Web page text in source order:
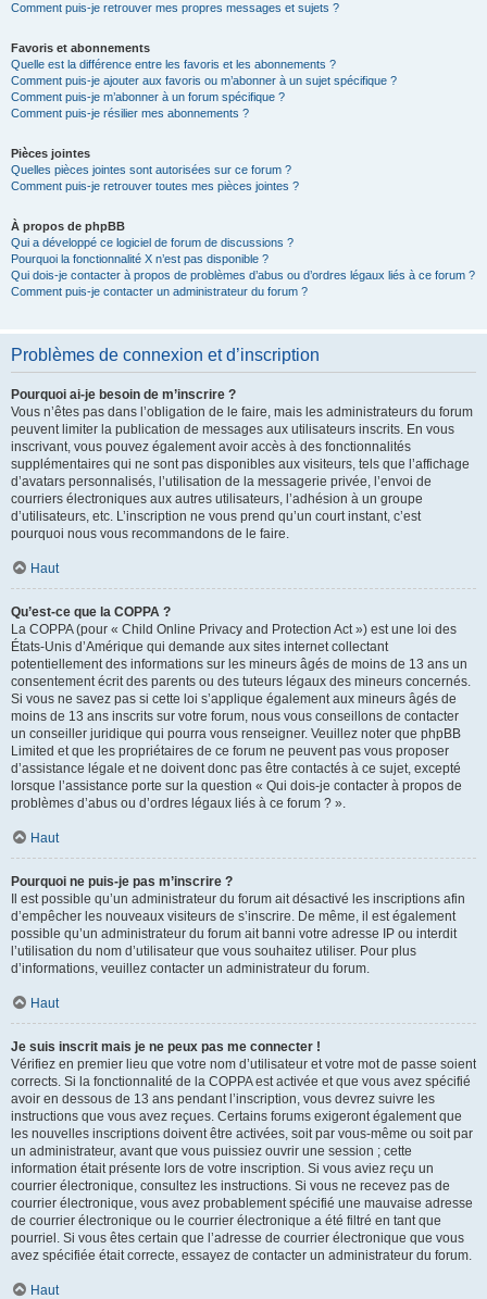
Comment puis-je retrouver mes propres messages et sujets ?
Favoris et abonnements
Quelle est la différence entre les favoris et les abonnements ?
Comment puis-je ajouter aux favoris ou m’abonner à un sujet spécifique ?
Comment puis-je m’abonner à un forum spécifique ?
Comment puis-je résilier mes abonnements ?
Pièces jointes
Quelles pièces jointes sont autorisées sur ce forum ?
Comment puis-je retrouver toutes mes pièces jointes ?
À propos de phpBB
Qui a développé ce logiciel de forum de discussions ?
Pourquoi la fonctionnalité X n’est pas disponible ?
Qui dois-je contacter à propos de problèmes d’abus ou d’ordres légaux liés à ce forum ?
Comment puis-je contacter un administrateur du forum ?
Problèmes de connexion et d’inscription
Pourquoi ai-je besoin de m’inscrire ?
Vous n’êtes pas dans l’obligation de le faire, mais les administrateurs du forum
peuvent limiter la publication de messages aux utilisateurs inscrits. En vous
inscrivant, vous pouvez également avoir accès à des fonctionnalités
supplémentaires qui ne sont pas disponibles aux visiteurs, tels que l’affichage
d’avatars personnalisés, l’utilisation de la messagerie privée, l’envoi de
courriers électroniques aux autres utilisateurs, l’adhésion à un groupe
d’utilisateurs, etc. L’inscription ne vous prend qu’un court instant, c’est
pourquoi nous vous recommandons de le faire.
Haut
Qu’est-ce que la COPPA ?
La COPPA (pour « Child Online Privacy and Protection Act ») est une loi des
États-Unis d’Amérique qui demande aux sites internet collectant
potentiellement des informations sur les mineurs âgés de moins de 13 ans un
consentement écrit des parents ou des tuteurs légaux des mineurs concernés.
Si vous ne savez pas si cette loi s’applique également aux mineurs âgés de
moins de 13 ans inscrits sur votre forum, nous vous conseillons de contacter
un conseiller juridique qui pourra vous renseigner. Veuillez noter que phpBB
Limited et que les propriétaires de ce forum ne peuvent pas vous proposer
d’assistance légale et ne doivent donc pas être contactés à ce sujet, excepté
lorsque l’assistance porte sur la question « Qui dois-je contacter à propos de
problèmes d’abus ou d’ordres légaux liés à ce forum ? ».
Haut
Pourquoi ne puis-je pas m’inscrire ?
Il est possible qu’un administrateur du forum ait désactivé les inscriptions afin
d’empêcher les nouveaux visiteurs de s’inscrire. De même, il est également
possible qu’un administrateur du forum ait banni votre adresse IP ou interdit
l’utilisation du nom d’utilisateur que vous souhaitez utiliser. Pour plus
d’informations, veuillez contacter un administrateur du forum.
Haut
Je suis inscrit mais je ne peux pas me connecter !
Vérifiez en premier lieu que votre nom d’utilisateur et votre mot de passe soient
corrects. Si la fonctionnalité de la COPPA est activée et que vous avez spécifié
avoir en dessous de 13 ans pendant l’inscription, vous devrez suivre les
instructions que vous avez reçues. Certains forums exigeront également que
les nouvelles inscriptions doivent être activées, soit par vous-même ou soit par
un administrateur, avant que vous puissiez ouvrir une session ; cette
information était présente lors de votre inscription. Si vous aviez reçu un
courrier électronique, consultez les instructions. Si vous ne recevez pas de
courrier électronique, vous avez probablement spécifié une mauvaise adresse
de courrier électronique ou le courrier électronique a été filtré en tant que
pourriel. Si vous êtes certain que l’adresse de courrier électronique que vous
avez spécifiée était correcte, essayez de contacter un administrateur du forum.
Haut